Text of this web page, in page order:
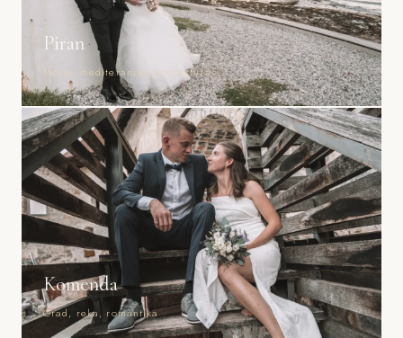
Piran
Morje, mediteranska arhitektura
Komenda
Grad, reka, romantika